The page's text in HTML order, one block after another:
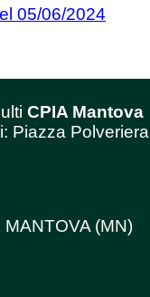
05/06/2024
CPIA Mantova
Piazza
(MN)